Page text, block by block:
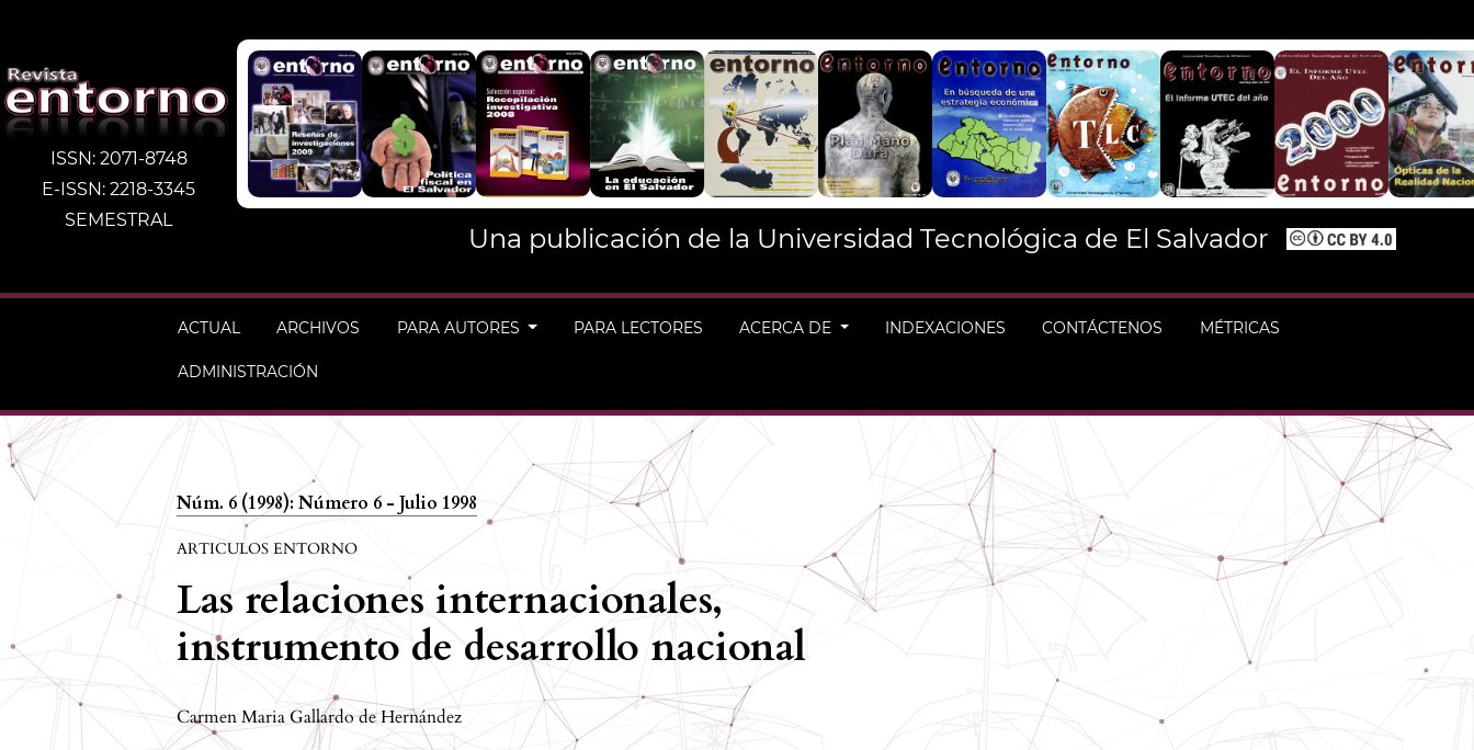
ISSN: 2071-8748
E-ISSN: 2218-3345
SEMESTRAL
Una publicación de la Universidad Tecnológica de El Salvador
ACTUAL ARCHIVOS PARA AUTORES PARA LECTORES ACERCA DE INDEXACIONES CONTÁCTENOS MÉTRICAS
ADMINISTRACIÓN
Núm. 6 (1998): Número 6 - Julio 1998
ARTICULOS ENTORNO
Las relaciones internacionales,
instrumento de desarrollo nacional
Carmen Maria Gallardo de Hernández